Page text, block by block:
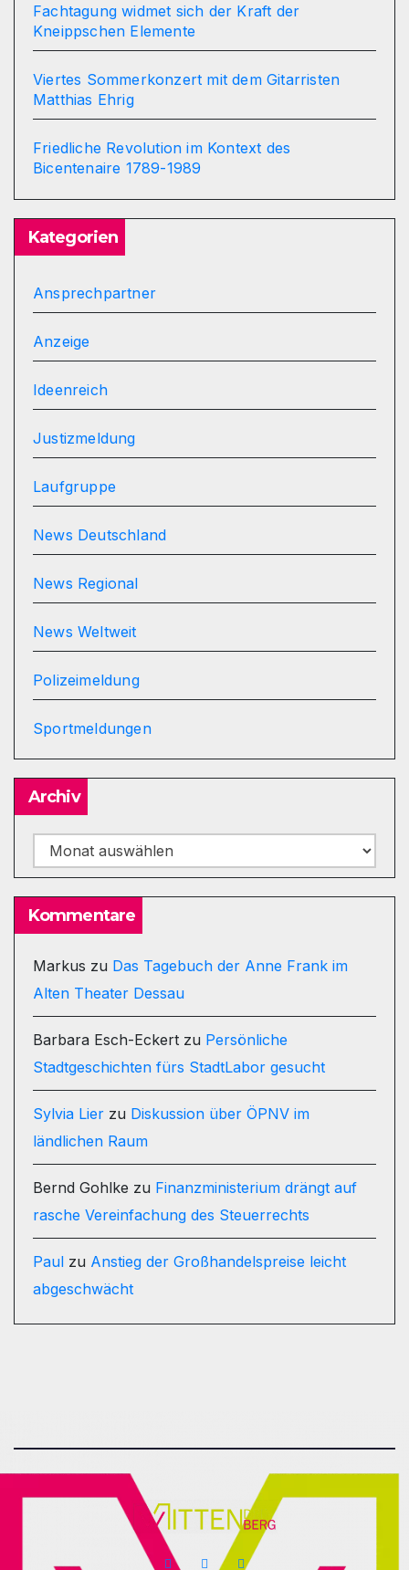
Fachtagung widmet sich der Kraft der
Kneippschen Elemente
Viertes Sommerkonzert mit dem Gitarristen
Matthias Ehrig
Friedliche Revolution im Kontext des
Bicentenaire 1789-1989
Kategorien
Ansprechpartner
Anzeige
Ideenreich
Justizmeldung
Laufgruppe
News Deutschland
News Regional
News Weltweit
Polizeimeldung
Sportmeldungen
Archiv
Archiv
Kommentare
Markus zu Das Tagebuch der Anne Frank im
Alten Theater Dessau
Barbara Esch-Eckert zu Persönliche
Stadtgeschichten fürs StadtLabor gesucht
Sylvia Lier zu Diskussion über ÖPNV im
ländlichen Raum
Bernd Gohlke zu Finanzministerium drängt auf
rasche Vereinfachung des Steuerrechts
Paul zu Anstieg der Großhandelspreise leicht
abgeschwächt